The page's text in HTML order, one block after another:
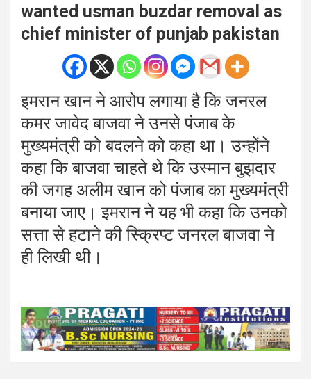
wanted usman buzdar removal as
chief minister of punjab pakistan
इमरान खान ने आरोप लगाया है कि जनरल
कमर जावेद बाजवा ने उनसे पंजाब के
मुख्यमंत्री को बदलने को कहा था। उन्होंने
कहा कि बाजवा चाहते थे कि उस्मान बुझदार
की जगह अलीम खान को पंजाब का मुख्यमंत्री
बनाया जाए। इमरान ने यह भी कहा कि उनको
सत्ता से हटाने की स्क्रिप्ट जनरल बाजवा ने
ही लिखी थी।